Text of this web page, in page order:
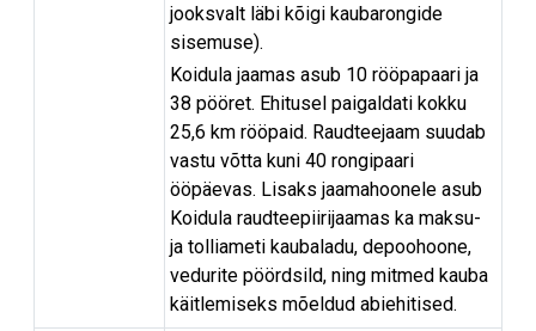
jooksvalt läbi kõigi kaubarongide
sisemuse).
Koidula jaamas asub 10 rööpapaari ja
38 pööret. Ehitusel paigaldati kokku
25,6 km rööpaid. Raudteejaam suudab
vastu võtta kuni 40 rongipaari
ööpäevas. Lisaks jaamahoonele asub
Koidula raudteepiirijaamas ka maksu-
ja tolliameti kaubaladu, depoohoone,
vedurite pöördsild, ning mitmed kauba
käitlemiseks mõeldud abiehitised.